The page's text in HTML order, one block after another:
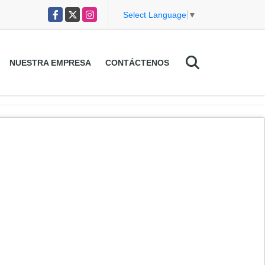
Facebook
X Instagram Select Language ▼
NUESTRA EMPRESA CONTÁCTENOS